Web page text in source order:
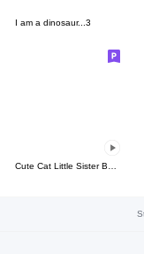
I am a dinosaur...3